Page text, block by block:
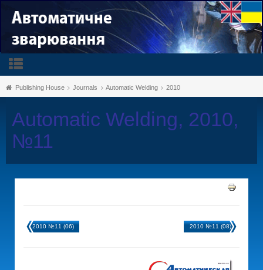
Publishing House Journals Automatic Welding 2010
Automatic Welding, 2010,
№11
2010 №11 (06) 2010 №11 (08)